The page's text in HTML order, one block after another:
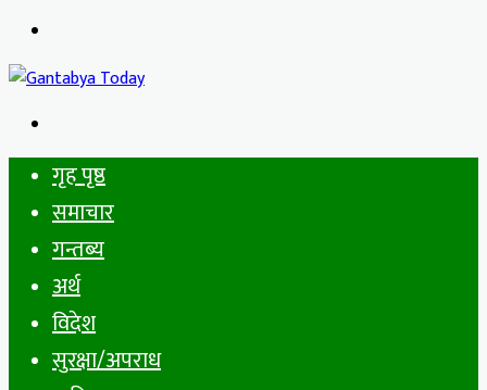
for
गृह पृष्ठ
समाचार
गन्तब्य
अर्थ
विदेश
सुरक्षा/अपराध